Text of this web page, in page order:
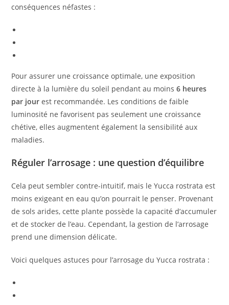
conséquences néfastes :
Pour assurer une croissance optimale, une exposition
directe à la lumière du soleil pendant au moins6 heures
par jour est recommandée. Les conditions de faible
luminosité ne favorisent pas seulement une croissance
chétive, elles augmentent également la sensibilité aux
maladies.
Réguler l’arrosage : une question d’équilibre
Cela peut sembler contre-intuitif, mais le Yucca rostrata est
moins exigeant en eau qu’on pourrait le penser. Provenant
de sols arides, cette plante possède la capacité d’accumuler
et de stocker de l’eau. Cependant, la gestion de l’arrosage
prend une dimension délicate.
Voici quelques astuces pour l’arrosage du Yucca rostrata :